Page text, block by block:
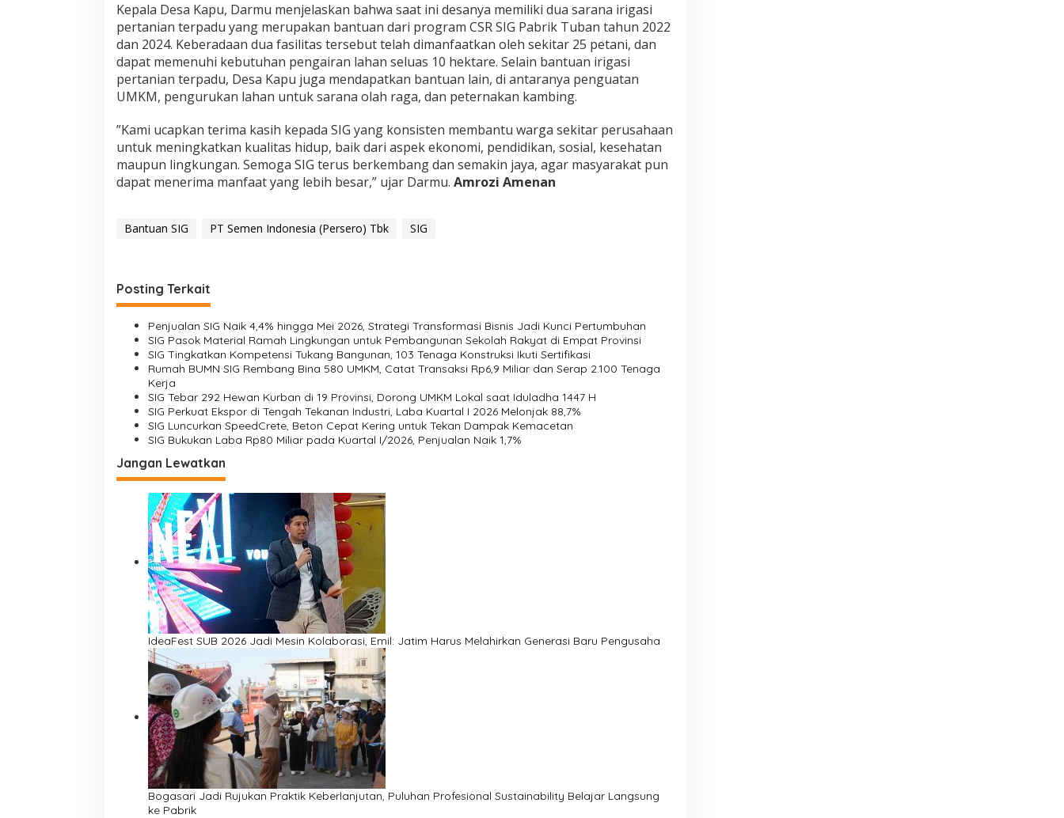
Kepala Desa Kapu, Darmu menjelaskan bahwa saat ini desanya memiliki dua sarana irigasi
pertanian terpadu yang merupakan bantuan dari program CSR SIG Pabrik Tuban tahun 2022
dan 2024. Keberadaan dua fasilitas tersebut telah dimanfaatkan oleh sekitar 25 petani, dan
dapat memenuhi kebutuhan pengairan lahan seluas 10 hektare. Selain bantuan irigasi
pertanian terpadu, Desa Kapu juga mendapatkan bantuan lain, di antaranya penguatan
UMKM, pengurukan lahan untuk sarana olah raga, dan peternakan kambing.
”Kami ucapkan terima kasih kepada SIG yang konsisten membantu warga sekitar perusahaan
untuk meningkatkan kualitas hidup, baik dari aspek ekonomi, pendidikan, sosial, kesehatan
maupun lingkungan. Semoga SIG terus berkembang dan semakin jaya, agar masyarakat pun
dapat menerima manfaat yang lebih besar,” ujar Darmu. Amrozi Amenan
Bantuan SIG PT Semen Indonesia (Persero) Tbk SIG
Posting Terkait
Penjualan SIG Naik 4,4% hingga Mei 2026, Strategi Transformasi Bisnis Jadi Kunci Pertumbuhan
SIG Pasok Material Ramah Lingkungan untuk Pembangunan Sekolah Rakyat di Empat Provinsi
SIG Tingkatkan Kompetensi Tukang Bangunan, 103 Tenaga Konstruksi Ikuti Sertifikasi
Rumah BUMN SIG Rembang Bina 580 UMKM, Catat Transaksi Rp6,9 Miliar dan Serap 2.100 Tenaga
Kerja
SIG Tebar 292 Hewan Kurban di 19 Provinsi, Dorong UMKM Lokal saat Iduladha 1447 H
SIG Perkuat Ekspor di Tengah Tekanan Industri, Laba Kuartal I 2026 Melonjak 88,7%
SIG Luncurkan SpeedCrete, Beton Cepat Kering untuk Tekan Dampak Kemacetan
SIG Bukukan Laba Rp80 Miliar pada Kuartal I/2026, Penjualan Naik 1,7%
Jangan Lewatkan
IdeaFest SUB 2026 Jadi Mesin Kolaborasi, Emil: Jatim Harus Melahirkan Generasi Baru Pengusaha
Bogasari Jadi Rujukan Praktik Keberlanjutan, Puluhan Profesional Sustainability Belajar Langsung
ke Pabrik